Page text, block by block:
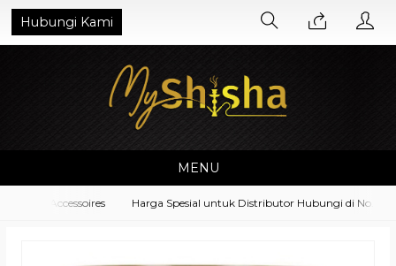
Hubungi Kami
MENU
Accessoires Harga Spesial untuk Distributor Hubungi di No.